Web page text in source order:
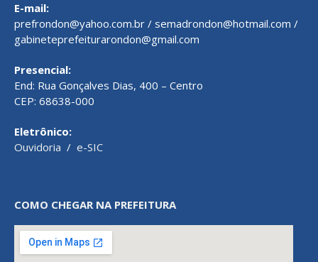
E-mail:
prefrondon@yahoo.com.br / semadrondon@hotmail.com /
gabineteprefeiturarondon@gmail.com
Presencial:
End: Rua Gonçalves Dias, 400 – Centro
CEP: 68638-000
Eletrônico:
Ouvidoria / e-SIC
COMO CHEGAR NA PREFEITURA